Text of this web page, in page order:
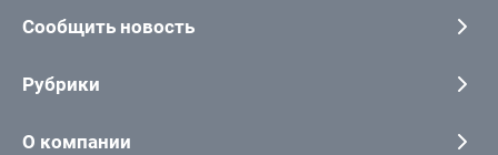
Сообщить новость
Рубрики
О компании